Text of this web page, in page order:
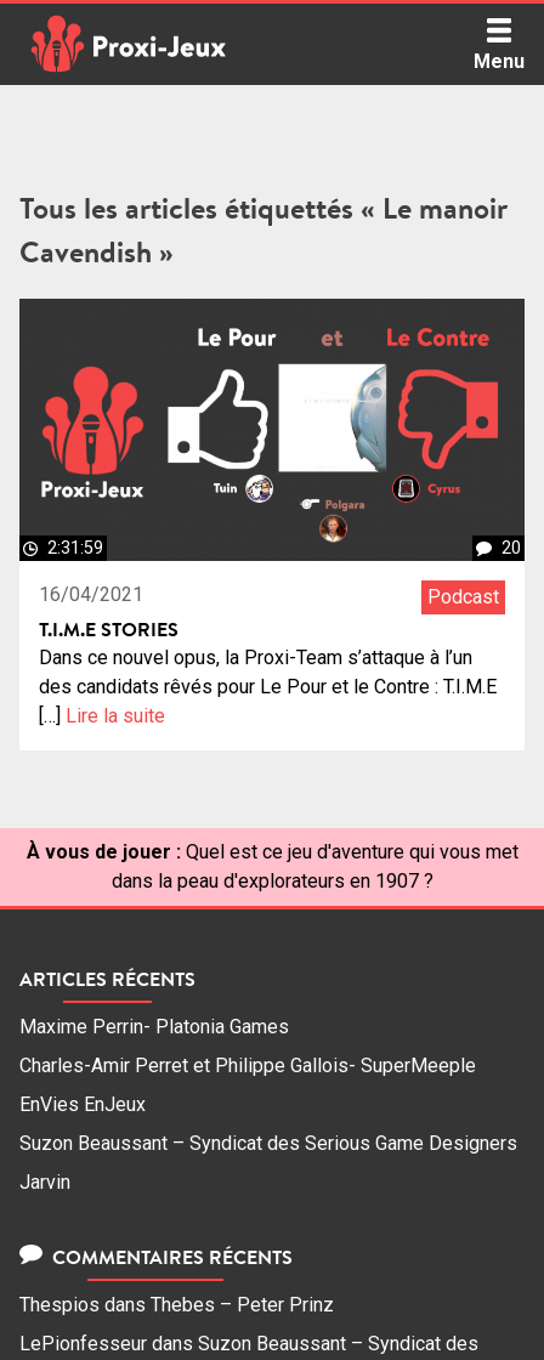
content
Menu
Tous les articles étiquettés « Le manoir
Cavendish »
2:31:59 20
16/04/2021 Podcast
T.I.M.E STORIES
Dans ce nouvel opus, la Proxi-Team s’attaque à l’un
des candidats rêvés pour Le Pour et le Contre : T.I.M.E
[…] Lire la suite
À vous de jouer : Quel est ce jeu d'aventure qui vous met
dans la peau d'explorateurs en 1907 ?
ARTICLES RÉCENTS
Maxime Perrin- Platonia Games
Charles-Amir Perret et Philippe Gallois- SuperMeeple
EnVies EnJeux
Suzon Beaussant – Syndicat des Serious Game Designers
Jarvin
COMMENTAIRES RÉCENTS
Thespios dans Thebes – Peter Prinz
LePionfesseur dans Suzon Beaussant – Syndicat des